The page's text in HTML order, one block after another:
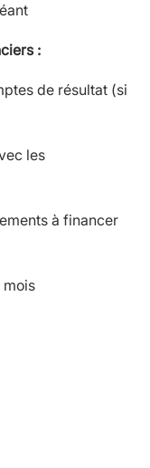
:
de résultat (si
les
à financer
mois